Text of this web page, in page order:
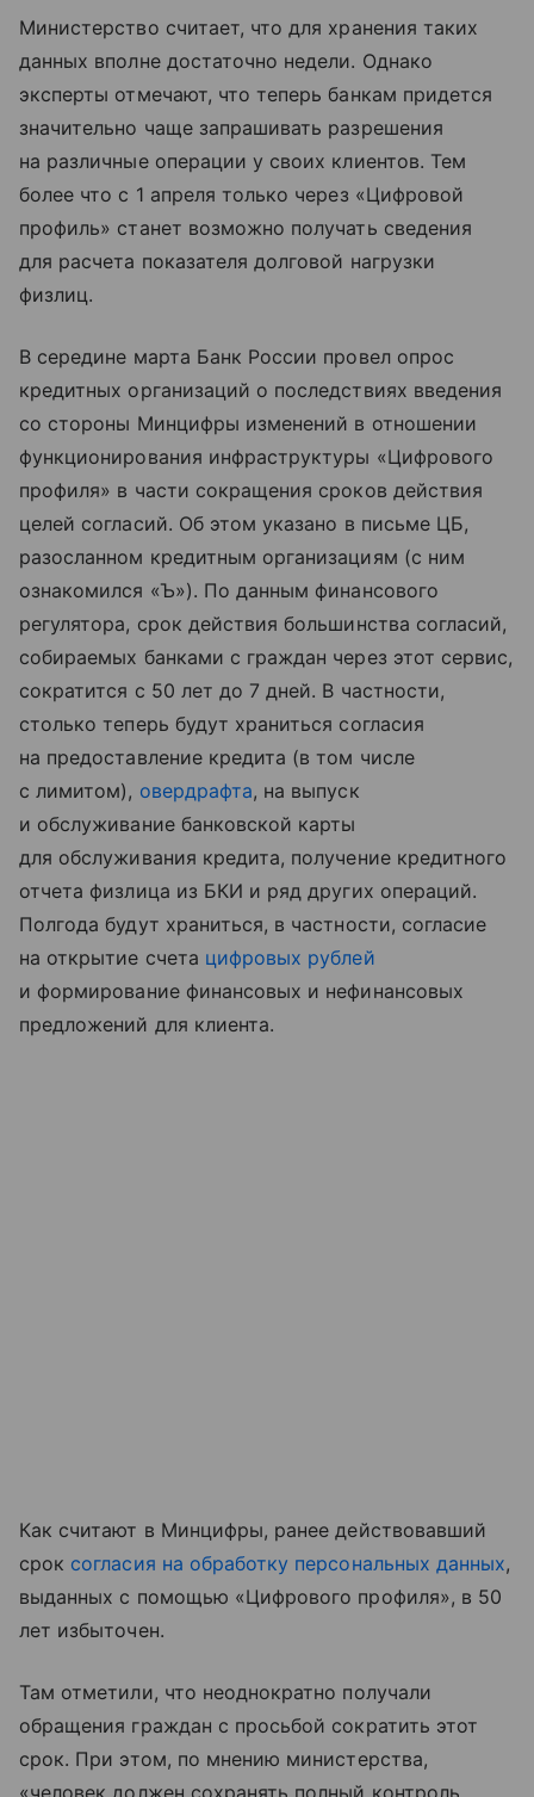
Министерство считает, что для хранения таких
данных вполне достаточно недели. Однако
эксперты отмечают, что теперь банкам придется
значительно чаще запрашивать разрешения
на различные операции у своих клиентов. Тем
более что с 1 апреля только через «Цифровой
профиль» станет возможно получать сведения
для расчета показателя долговой нагрузки
физлиц.
В середине марта Банк России провел опрос
кредитных организаций о последствиях введения
со стороны Минцифры изменений в отношении
функционирования инфраструктуры «Цифрового
профиля» в части сокращения сроков действия
целей согласий. Об этом указано в письме ЦБ,
разосланном кредитным организациям (с ним
ознакомился «Ъ»). По данным финансового
регулятора, срок действия большинства согласий,
собираемых банками с граждан через этот сервис,
сократится с 50 лет до 7 дней. В частности,
столько теперь будут храниться согласия
на предоставление кредита (в том числе
с лимитом), овердрафта, на выпуск
и обслуживание банковской карты
для обслуживания кредита, получение кредитного
отчета физлица из БКИ и ряд других операций.
Полгода будут храниться, в частности, согласие
на открытие счета цифровых рублей
и формирование финансовых и нефинансовых
предложений для клиента.
Как считают в Минцифры, ранее действовавший
срок согласия на обработку персональных данных,
выданных с помощью «Цифрового профиля», в 50
лет избыточен.
Там отметили, что неоднократно получали
обращения граждан с просьбой сократить этот
срок. При этом, по мнению министерства,